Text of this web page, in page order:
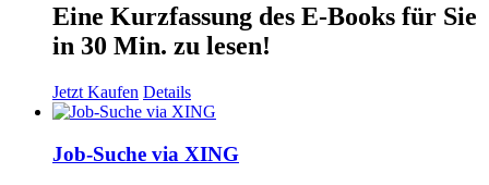
Eine Kurzfassung des E-Books für Sie
in 30 Min. zu lesen!
Jetzt Kaufen Details
Job-Suche via XING